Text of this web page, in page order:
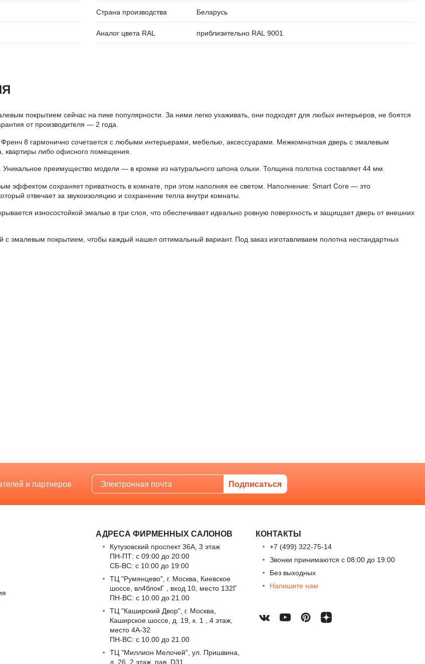
Страна производства Беларусь
Аналог цвета RAL приблизительно RAL 9001
покрытием сейчас на пике популярности. За ними легко ухаживать, они подходят для любых интерьеров, не боятся
от производителя — 2 года.
8 гармонично сочетается с любыми интерьерами, мебелью, аксессуарами. Межкомнатная дверь с эмалевым
квартиры либо офисного помещения.
преимущество модели — в кромке из натурального шпона ольхи. Толщина полотна составляет 44 мм.
эффектом сохраняет приватность в комнате, при этом наполняя ее светом. Наполнение: Smart Core — это
отвечает за звукоизоляцию и сохранение тепла внутри комнаты.
износостойкой эмалью в три слоя, что обеспечивает идеально ровную поверхность и защищает дверь от внешних
эмалевым покрытием, чтобы каждый нашел оптимальный вариант. Под заказ изготавливаем полотна нестандартных
и партнеров
АДРЕСА ФИРМЕННЫХ САЛОНОВ
Кутузовский проспект 36А, 3 этаж
ПН-ПТ: с 09:00 до 20:00
СБ-ВС: с 10:00 до 19:00
ТЦ "Румянцево", г. Москва, Киевское
шоссе, вл4блокГ , вход 10, место 132Г
ПН-ВС: c 10.00 до 21.00
ТЦ "Каширский Двор", г. Москва,
Каширское шоссе, д. 19, к. 1 , 4 этаж,
место 4А-32
ПН-ВС: c 10.00 до 21.00
ТЦ "Миллион Мелочей", ул. Пришвина,
д. 26, 2 этаж, пав. D31
КОНТАКТЫ
+7 (499) 322-75-14
Звонки принимаются с 08:00 до 19:00
Без выходных
Напишите нам